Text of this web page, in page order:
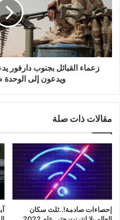
زعماء القبائل بجنوب دارفور
ويدعون إلى الوحدة
مقالات ذات صلة
إحصاءات صادمة!..ثلث سكان